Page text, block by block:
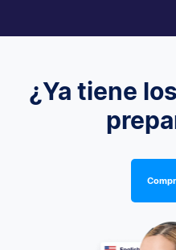
¿Ya tiene